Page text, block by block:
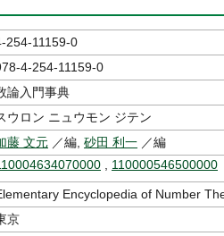
254-11159-0
4-254-11159-0
論入門事典
ウロン ニュウモン ジテン
藤 文元 ／編, 砂田 利一 ／編
110000546500000
Encyclopedia of Number
京